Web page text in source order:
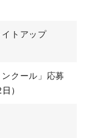
イトアップ
クール」応募